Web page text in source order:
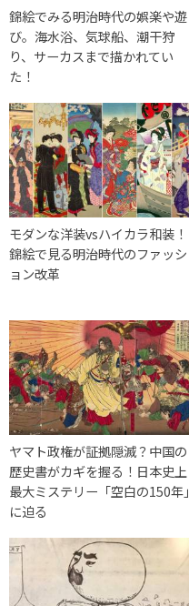
錦絵でみる明治時代の娯楽や遊
び。海水浴、気球船、潮干狩
り、サーカスまで描かれてい
た！
モダンな洋装vsハイカラ和装！
錦絵で見る明治時代のファッシ
ョン改革
ヤマト政権が証拠隠滅？中国の
歴史書がカギを握る！日本史上
最大ミステリー「空白の150年」
に迫る